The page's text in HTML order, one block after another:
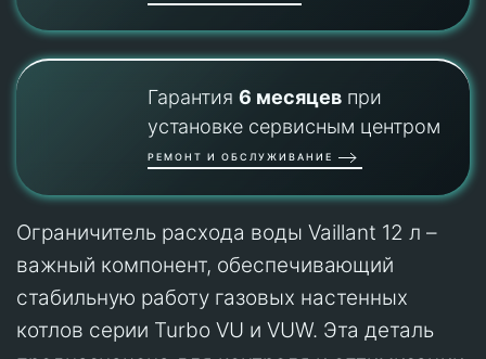
Гарантия 6 месяцевпри
установке сервисным центром
РЕМОНТ И ОБСЛУЖИВАНИЕ
Ограничитель расхода воды Vaillant 12 л –
важный компонент, обеспечивающий
стабильную работу газовых настенных
котлов серии Turbo VU и VUW. Эта деталь